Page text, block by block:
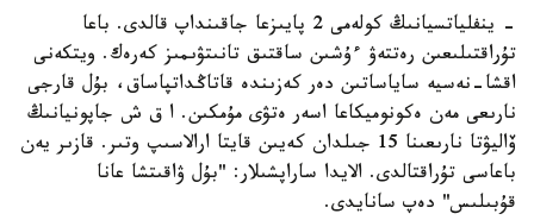
- ينفلياتسيانىڭ كولەمى 2 پايىزعا جاقىنداپ قالدى. باعا
تۇراقتىلىعىن رەتتەۋ ءۇشىن ساقتىق تانىتۋىمىز كەرەك. ويتكەنى
اقشا-نەسيە ساياساتىن دەر كەزىندە قاتاڭداتپاساق، بۇل قارجى
نارىعى مەن ەكونوميكاعا اسەر ەتۋى مۇمكىن. ا ق ش جاپونيانىڭ
ۆاليۋتا نارىعىنا 15 جىلدان كەيىن قايتا ارالاسىپ وتىر. قازىر يەن
باعاسى تۇراقتالدى. الايدا ساراپشىلار: "بۇل ۋاقىتشا عانا
قۇبىلىس" دەپ سانايدى.